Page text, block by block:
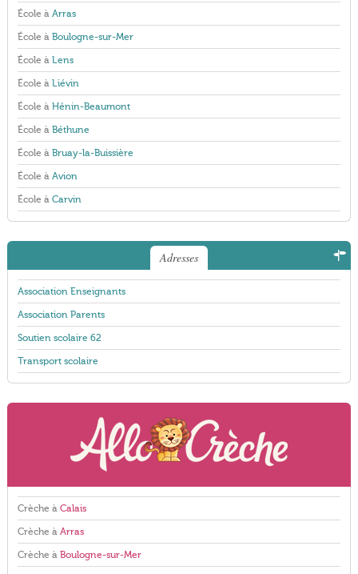
École à Arras
École à Boulogne-sur-Mer
École à Lens
École à Liévin
École à Hénin-Beaumont
École à Béthune
École à Bruay-la-Buissière
École à Avion
École à Carvin
Adresses
Association Enseignants
Association Parents
Soutien scolaire 62
Transport scolaire
Crèche à Calais
Crèche à Arras
Crèche à Boulogne-sur-Mer